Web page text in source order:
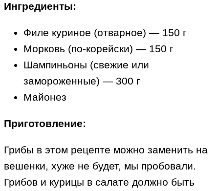
Ингредиенты:
Филе куриное (отварное) — 150 г
Морковь (по-корейски) — 150 г
Шампиньоны (свежие или
замороженные) — 300 г
Майонез
Приготовление:
Грибы в этом рецепте можно заменить на
вешенки, хуже не будет, мы пробовали.
Грибов и курицы в салате должно быть